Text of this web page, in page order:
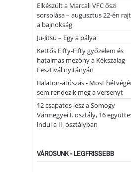
Elkészült a Marcali VFC őszi
sorsolása – augusztus 22-én
a bajnokság
Ju-Jitsu – Egy a pálya
Kettős Fifty-Fifty győzelem és
hatalmas mezőny a Kékszalag
Fesztivál nyitányán
Balaton-átúszás - Most
sem rendezik meg a versenyt
12 csapatos lesz a Somogy
Vármegyei I. osztály, 16
indul a II. osztályban
VÁROSUNK - LEGFRISSEBB